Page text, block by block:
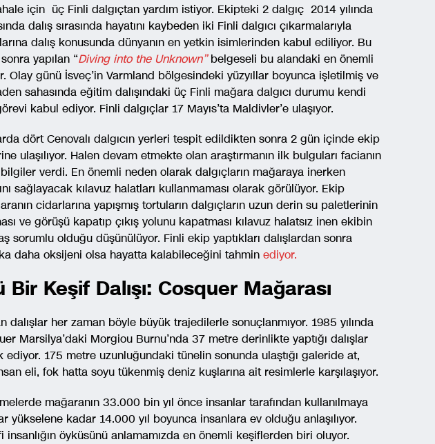
için üç Finli dalgıçtan yardım istiyor. Ekipteki 2 dalgıç 2014 yılında
dalış sırasında hayatını kaybeden iki Finli dalgıcı çıkarmalarıyla
dalış konusunda dünyanın en yetkin isimlerinden kabul ediliyor. Bu
yapılan “Diving into the Unknown”belgeseli bu alandaki en önemli
Olay günü İsveç’in Varmland bölgesindeki yüzyıllar boyunca işletilmiş ve
sahasında eğitim dalışındaki üç Finli mağara dalgıcı durumu kendi
kabul ediyor. Finli dalgıçlar 17 Mayıs’ta Maldivler’e ulaşıyor.
dört Cenovalı dalgıcın yerleri tespit edildikten sonra 2 gün içinde ekip
ulaşılıyor. Halen devam etmekte olan araştırmanın ilk bulguları facianın
verdi. En önemli neden olarak dalgıçların mağaraya inerken
sağlayacak kılavuz halatları kullanmaması olarak görülüyor. Ekip
cidarlarına yapışmış tortuların dalgıçların uzun derin su paletlerinin
ve görüşü kapatıp çıkış yolunu kapatması kılavuz halatsız inen ekibin
sorumlu olduğu düşünülüyor. Finli ekip yaptıkları dalışlardan sonra
daha oksijeni olsa hayatta kalabileceğini tahmin ediyor.
Keşif Dalışı: Cosquer Mağarası
dalışlar her zaman böyle büyük trajedilerle sonuçlanmıyor. 1985 yılında
Marsilya’daki Morgiou Burnu’nda 37 metre derinlikte yaptığı dalışlar
ediyor. 175 metre uzunluğundaki tünelin sonunda ulaştığı galeride at,
eli, fok hatta soyu tükenmiş deniz kuşlarına ait resimlerle karşılaşıyor.
mağaranın 33.000 bin yıl önce insanlar tarafından kullanılmaya
yükselene kadar 14.000 yıl boyunca insanlara ev olduğu anlaşılıyor.
insanlığın öyküsünü anlamamızda en önemli keşiflerden biri oluyor.